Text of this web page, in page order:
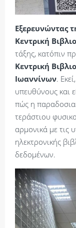
Εξερευνώντας
Κεντρική
τάξης, κατόπιν
Κεντρική
Ιωαννίνων.
υπευθύνους και
πώς η
τεράστιου
αρμονικά με τις
ηλεκτρονικής
δεδομένων.